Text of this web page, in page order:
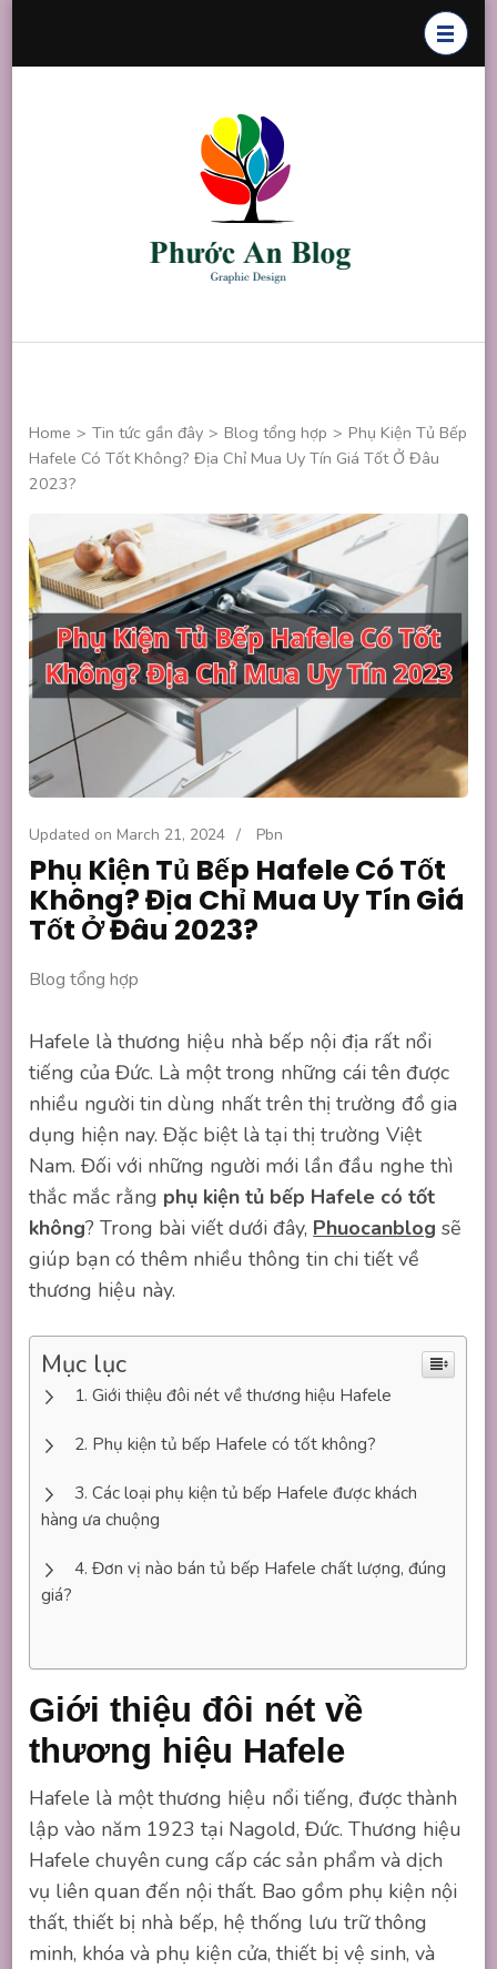
Home > Tin tức gần đây > Blog tổng hợp > Phụ Kiện Tủ Bếp
Hafele Có Tốt Không? Địa Chỉ Mua Uy Tín Giá Tốt Ở Đâu
2023?
Updated on March 21, 2024 / Pbn
Phụ Kiện Tủ Bếp Hafele Có Tốt
Không? Địa Chỉ Mua Uy Tín Giá
Tốt Ở Đâu 2023?
Blog tổng hợp
Hafele là thương hiệu nhà bếp nội địa rất nổi
tiếng của Đức. Là một trong những cái tên được
nhiều người tin dùng nhất trên thị trường đồ gia
dụng hiện nay. Đặc biệt là tại thị trường Việt
Nam. Đối với những người mới lần đầu nghe thì
thắc mắc rằng phụ kiện tủ bếp Hafele có tốt
không? Trong bài viết dưới đây, Phuocanblog sẽ
giúp bạn có thêm nhiều thông tin chi tiết về
thương hiệu này.
Mục lục
Giới thiệu đôi nét về thương hiệu Hafele
Phụ kiện tủ bếp Hafele có tốt không?
Các loại phụ kiện tủ bếp Hafele được khách
hàng ưa chuộng
Đơn vị nào bán tủ bếp Hafele chất lượng, đúng
giá?
Giới thiệu đôi nét về
thương hiệu Hafele
Hafele là một thương hiệu nổi tiếng, được thành
lập vào năm 1923 tại Nagold, Đức. Thương hiệu
Hafele chuyên cung cấp các sản phẩm và dịch
vụ liên quan đến nội thất. Bao gồm phụ kiện nội
thất, thiết bị nhà bếp, hệ thống lưu trữ thông
minh, khóa và phụ kiện cửa, thiết bị vệ sinh, và